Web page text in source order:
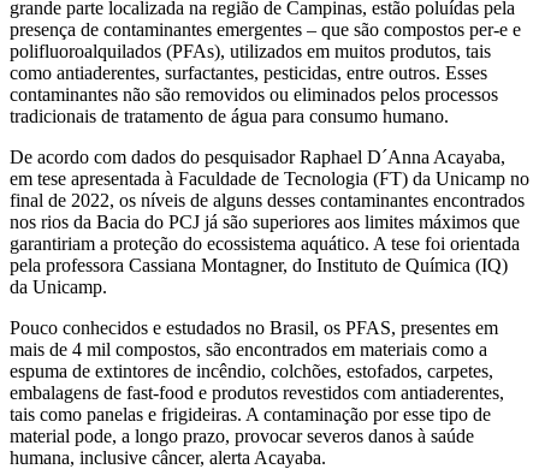
grande parte localizada na região de Campinas, estão poluídas pela
presença de contaminantes emergentes – que são compostos per-e e
polifluoroalquilados (PFAs), utilizados em muitos produtos, tais
como antiaderentes, surfactantes, pesticidas, entre outros. Esses
contaminantes não são removidos ou eliminados pelos processos
tradicionais de tratamento de água para consumo humano.
De acordo com dados do pesquisador Raphael D´Anna Acayaba,
em tese apresentada à Faculdade de Tecnologia (FT) da Unicamp no
final de 2022, os níveis de alguns desses contaminantes encontrados
nos rios da Bacia do PCJ já são superiores aos limites máximos que
garantiriam a proteção do ecossistema aquático. A tese foi orientada
pela professora Cassiana Montagner, do Instituto de Química (IQ)
da Unicamp.
Pouco conhecidos e estudados no Brasil, os PFAS, presentes em
mais de 4 mil compostos, são encontrados em materiais como a
espuma de extintores de incêndio, colchões, estofados, carpetes,
embalagens de fast-food e produtos revestidos com antiaderentes,
tais como panelas e frigideiras. A contaminação por esse tipo de
material pode, a longo prazo, provocar severos danos à saúde
humana, inclusive câncer, alerta Acayaba.